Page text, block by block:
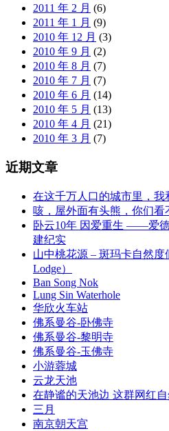
2011 年 2 月 (6)
2011 年 1 月 (9)
2010 年 12 月 (3)
2010 年 9 月 (2)
2010 年 8 月 (7)
2010 年 7 月 (7)
2010 年 6 月 (14)
2010 年 5 月 (13)
2010 年 4 月 (21)
2010 年 3 月 (7)
近期文章
在这千万人口的城市里，我
咳，屋外面有头熊，你们看
卧云10年 因爱重生 ——爱
建纪实
山中桃花源 – 斑玛卡自然度
Lodge）
Ban Song Nok
Lung Sin Waterhole
华欣火车站
佛系曼谷-卧佛寺
佛系曼谷-黎明寺
佛系曼谷-玉佛寺
小游蓉城
云龙天池
在静谧的天池边 这群网红
三月
南京朝天宫